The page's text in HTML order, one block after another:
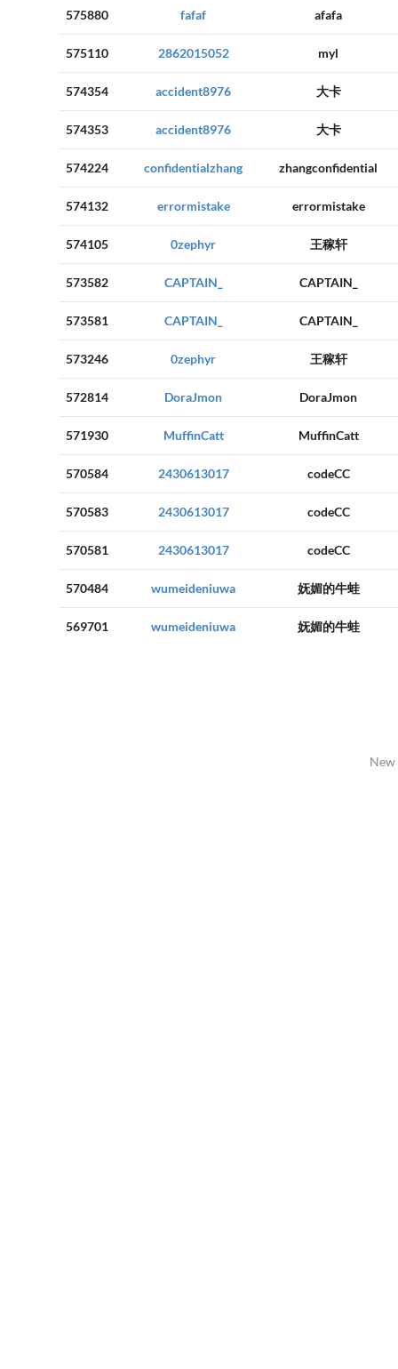
575880 fafaf afafa
575110 2862015052 myl
574354 accident8976 大卡
574353 accident8976 大卡
574224 confidentialzhang zhangconfidential
574132 errormistake errormistake
574105 0zephyr 王稼轩
573582 CAPTAIN_ CAPTAIN_
573581 CAPTAIN_ CAPTAIN_
573246 0zephyr 王稼轩
572814 DoraJmon DoraJmon
571930 MuffinCatt MuffinCatt
570584 2430613017 codeCC
570583 2430613017 codeCC
570581 2430613017 codeCC
570484 wumeideniuwa 妩媚的牛蛙
569701 wumeideniuwa 妩媚的牛蛙